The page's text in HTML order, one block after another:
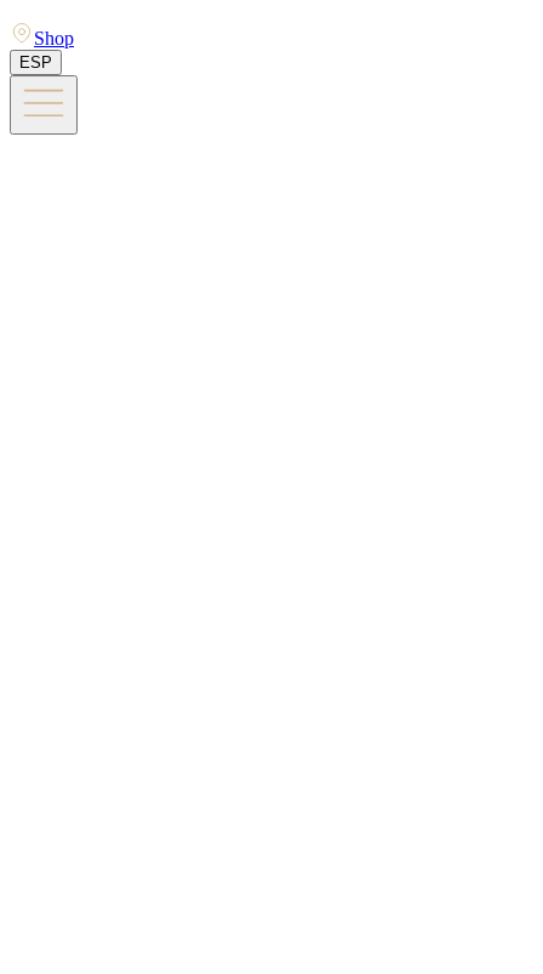
Shop
ESP